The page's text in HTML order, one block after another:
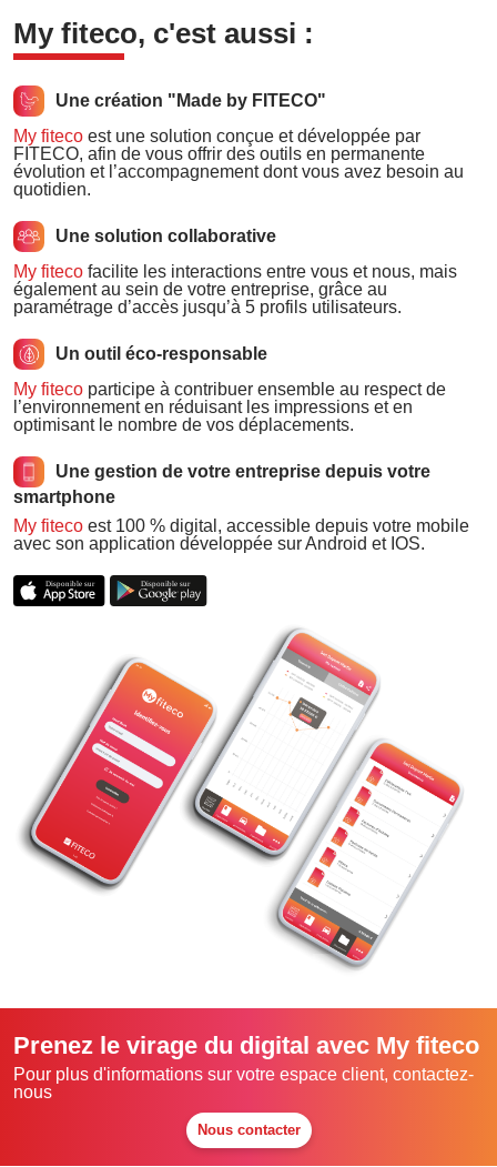
My fiteco, c'est aussi :
Une création "Made by FITECO"
My fiteco est une solution conçue et développée par
FITECO, afin de vous offrir des outils en permanente
évolution et l’accompagnement dont vous avez besoin au
quotidien.
Une solution collaborative
My fiteco facilite les interactions entre vous et nous, mais
également au sein de votre entreprise, grâce au
paramétrage d’accès jusqu’à 5 profils utilisateurs.
Un outil éco-responsable
My fiteco participe à contribuer ensemble au respect de
l’environnement en réduisant les impressions et en
optimisant le nombre de vos déplacements.
Une gestion de votre entreprise depuis votre
smartphone
My fiteco est 100 % digital, accessible depuis votre mobile
avec son application développée sur Android et IOS.
Prenez le virage du digital avec My fiteco
Pour plus d'informations sur votre espace client, contactez-
nous
Nous contacter